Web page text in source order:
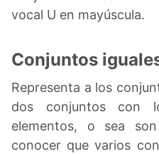
vocal U en mayúscula.
Conjuntos
Representa a los
dos conjuntos con
elementos, o sea
conocer que varios